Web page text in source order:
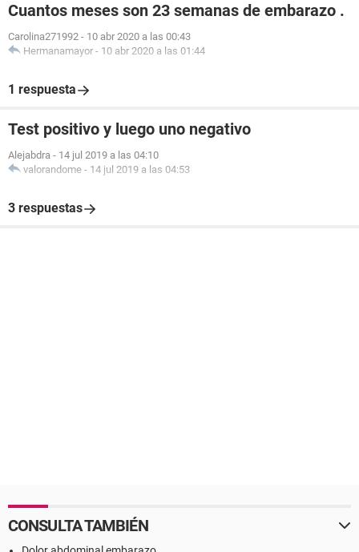
Cuantos meses son 23 semanas de embarazo .
Carolina271992 - 10 abr 2020 a las 00:43
Hermanamayor - 10 abr 2020 a las 01:44
1 respuesta
Test positivo y luego uno negativo
Alejabdra - 14 jul 2019 a las 04:10
valorandome - 14 jul 2019 a las 04:53
3 respuestas
CONSULTA TAMBIÉN